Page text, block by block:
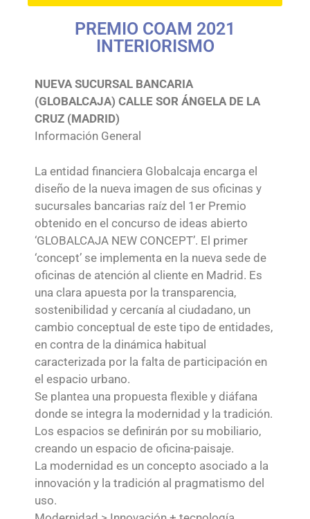
PREMIO COAM 2021
INTERIORISMO
NUEVA SUCURSAL BANCARIA
(GLOBALCAJA) CALLE SOR ÁNGELA DE LA
CRUZ (MADRID)
Información General
La entidad financiera Globalcaja encarga el
diseño de la nueva imagen de sus oficinas y
sucursales bancarias raíz del 1er Premio
obtenido en el concurso de ideas abierto
‘GLOBALCAJA NEW CONCEPT’. El primer
‘concept’ se implementa en la nueva sede de
oficinas de atención al cliente en Madrid. Es
una clara apuesta por la transparencia,
sostenibilidad y cercanía al ciudadano, un
cambio conceptual de este tipo de entidades,
en contra de la dinámica habitual
caracterizada por la falta de participación en
el espacio urbano.
Se plantea una propuesta flexible y diáfana
donde se integra la modernidad y la tradición.
Los espacios se definirán por su mobiliario,
creando un espacio de oficina-paisaje.
La modernidad es un concepto asociado a la
innovación y la tradición al pragmatismo del
uso.